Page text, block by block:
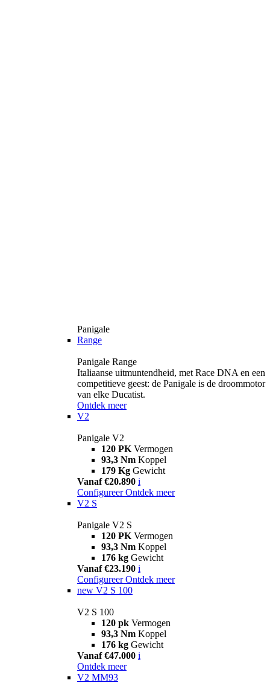
Panigale
Range
Panigale Range
Italiaanse uitmuntendheid, met Race DNA en een
competitieve geest: de Panigale is de droommotor
van elke Ducatist.
Ontdek meer
V2
Panigale V2
120 PK Vermogen
93,3 Nm Koppel
179 Kg Gewicht
Vanaf €20.890 i
Configureer Ontdek meer
V2 S
Panigale V2 S
120 PK Vermogen
93,3 Nm Koppel
176 kg Gewicht
Vanaf €23.190 i
Configureer Ontdek meer
new V2 S 100
V2 S 100
120 pk Vermogen
93,3 Nm Koppel
176 kg Gewicht
Vanaf €47.000 i
Ontdek meer
V2 MM93